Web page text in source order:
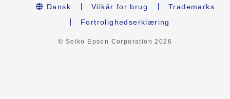
Dansk Vilkår for brug
Trademarks
Fortrolighedserklæring
© Seiko Epson Corporation2026